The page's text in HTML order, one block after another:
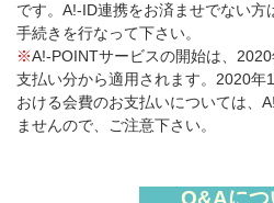
です。A!-ID連携をお済ませでない方
手続きを行なって下さい。
※A!-POINTサービスの開始は、
支払い分から適用されます。2020
おける会費のお支払いについては、
ませんので、ご注意下さい。
Q&Aに